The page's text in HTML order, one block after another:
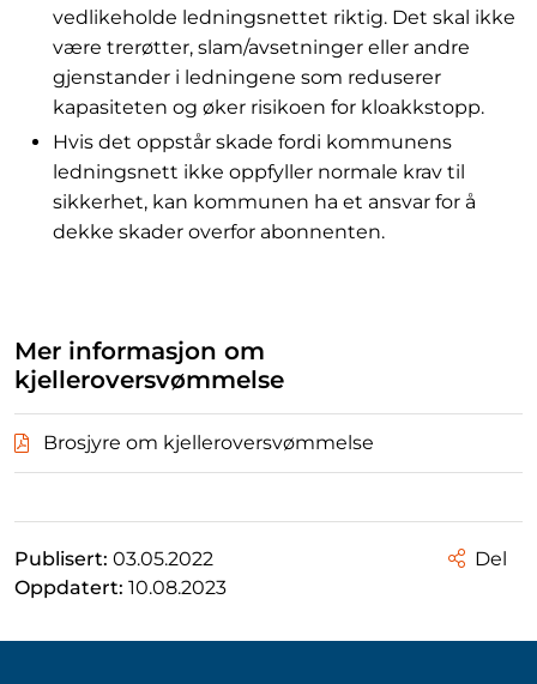
vedlikeholde ledningsnettet riktig. Det skal ikke
være trerøtter, slam/avsetninger eller andre
gjenstander i ledningene som reduserer
kapasiteten og øker risikoen for kloakkstopp.
Hvis det oppstår skade fordi kommunens
ledningsnett ikke oppfyller normale krav til
sikkerhet, kan kommunen ha et ansvar for å
dekke skader overfor abonnenten.
Mer informasjon om
kjelleroversvømmelse
Brosjyre om kjelleroversvømmelse
Publisert: 03.05.2022
Oppdatert: 10.08.2023
Del